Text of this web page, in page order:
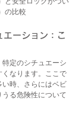
の比較
ーション：こ
定のシチュエーシ
くなります。ここで
時、さらにはベビ
る危険性について